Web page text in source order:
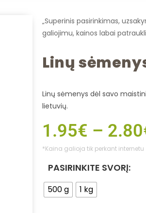
„Superinis pasirinkimas,
galiojimu, kainos labai
Linų
Linų sėmenys dėl savo
lietuvių.
1.95€ – 2.80
*Kaina galioja tik perkant internetu
PASIRINKITE SVORĮ:
500 g 1 kg